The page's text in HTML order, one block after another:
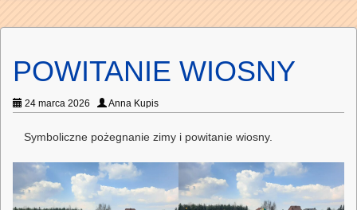
POWITANIE WIOSNY
24 marca 2026 Anna Kupis
Symboliczne pożegnanie zimy i powitanie wiosny.